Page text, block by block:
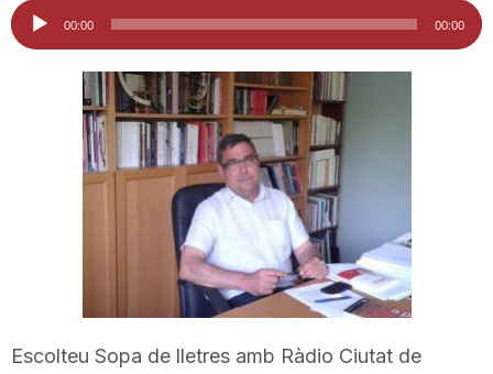
i
Reproductor
d'àudio
00:00 00:00
Escolteu Sopa de lletres amb Ràdio Ciutat de